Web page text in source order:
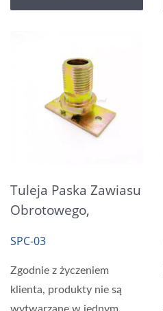
Tuleja Paska Zawiasu
Obrotowego,
Żółto
SPC-03
Zgodnie z życzeniem
klienta, produkty nie są